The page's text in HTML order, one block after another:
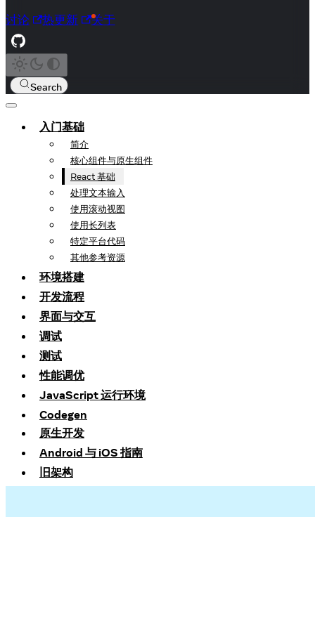
讨论 热更新 关于
Search
入门基础
简介
核心组件与原生组件
React 基础
处理文本输入
使用滚动视图
使用长列表
特定平台代码
其他参考资源
环境搭建
开发流程
界面与交互
调试
测试
性能调优
JavaScript 运行环境
Codegen
原生开发
Android 与 iOS 指南
旧架构